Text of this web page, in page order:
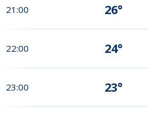
21:00 26°
22:00 24°
23:00 23°